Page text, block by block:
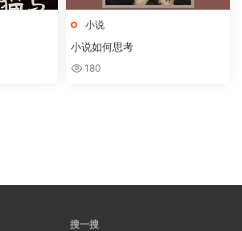
小说
小说如何思考
180
搜一搜